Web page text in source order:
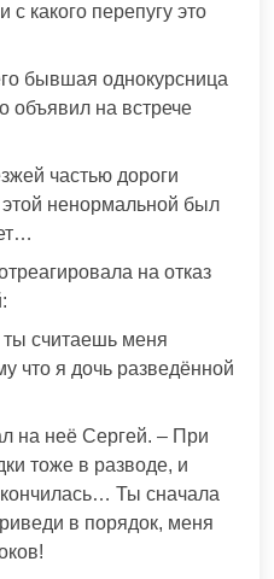
с какого перепугу это
бывшая однокурсница
объявил на встрече
частью дороги
ненормальной был
на отказ
считаешь меня
что я дочь разведённой
на неё Сергей. – При
тоже в разводе, и
Ты сначала
в порядок, меня